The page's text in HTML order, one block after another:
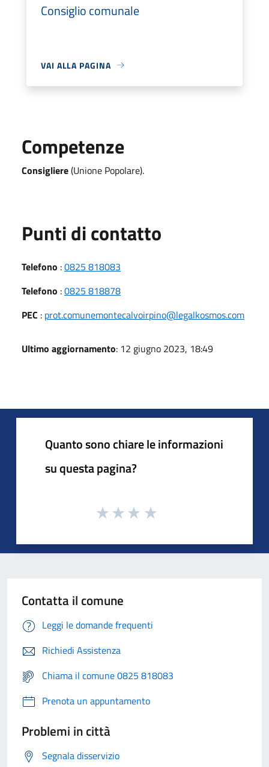
Consiglio comunale
VAI ALLA PAGINA
Competenze
Consigliere(Unione Popolare).
Punti di contatto
Telefono :0825 818083
Telefono :0825 818878
PEC : prot.comunemontecalvoirpino@legalkosmos.com
Ultimo aggiornamento: 12 giugno 2023, 18:49
Quanto sono chiare le informazioni
su questa pagina?
Contatta il comune
Leggi le domande frequenti
Richiedi Assistenza
Chiama il comune 0825 818083
Prenota un appuntamento
Problemi in città
Segnala disservizio